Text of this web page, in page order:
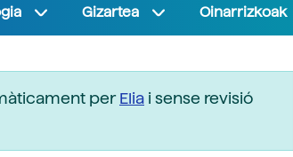
Gizartea Oinarrizkoak
perElia i sense revisió